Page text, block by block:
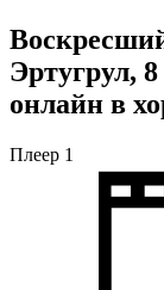
Эртугрул,
онлайн в
Плеер 1